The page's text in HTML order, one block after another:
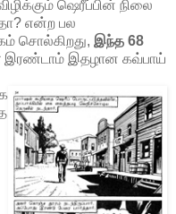
ஷெரீப்பின் நிலை
என்ற பல
சொல்கிறது, இந்த 68
இரண்டாம் இதழான கவ்பாய்